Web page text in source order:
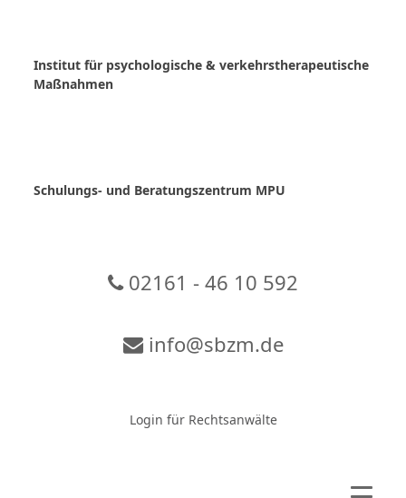
Institut für psychologische & verkehrstherapeutische
Maßnahmen
Schulungs- und Beratungszentrum MPU
02161 - 46 10 592
info@sbzm.de
Login für Rechtsanwälte